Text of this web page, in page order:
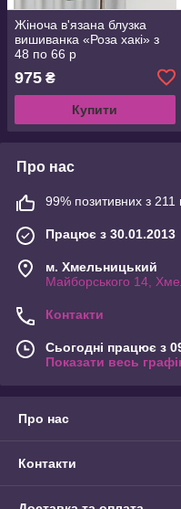
Жіноча в'язана блузка
вишиванка «Роза хакі» з
48 по 66 р
975 ₴
Купити
Про нас
99% позитивних з 211
Працює з 30.01.2013
м. Хмельницький
Майборського 14,
Контакти
Сьогодні працює з
Показати весь
Про нас
Контакти